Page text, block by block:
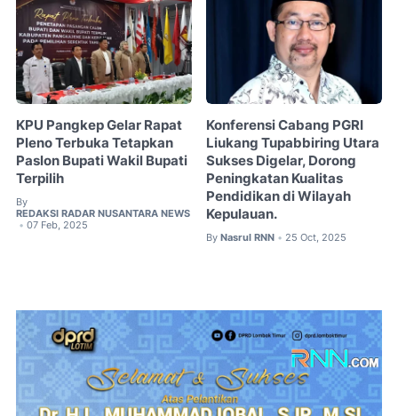
KPU Pangkep Gelar Rapat
Pleno Terbuka Tetapkan
Paslon Bupati Wakil Bupati
Terpilih
By
REDAKSI RADAR NUSANTARA NEWS
• 07 Feb, 2025
Konferensi Cabang PGRI
Liukang Tupabbiring Utara
Sukses Digelar, Dorong
Peningkatan Kualitas
Pendidikan di Wilayah
Kepulauan.
By Nasrul RNN • 25 Oct, 2025